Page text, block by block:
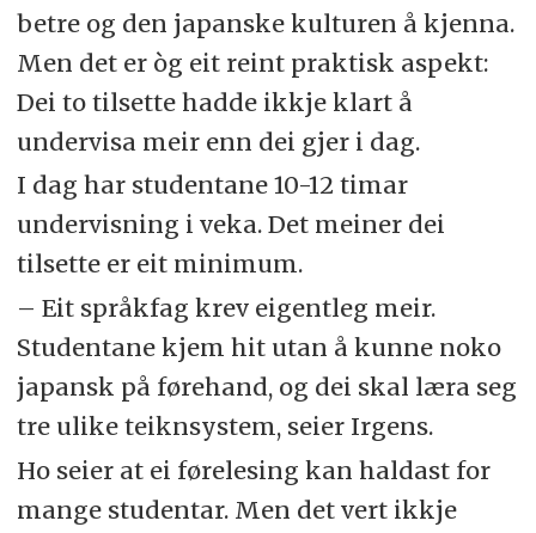
betre og den japanske kulturen å kjenna.
Men det er òg eit reint praktisk aspekt:
Dei to tilsette hadde ikkje klart å
undervisa meir enn dei gjer i dag.
I dag har studentane 10-12 timar
undervisning i veka. Det meiner dei
tilsette er eit minimum.
– Eit språkfag krev eigentleg meir.
Studentane kjem hit utan å kunne noko
japansk på førehand, og dei skal læra seg
tre ulike teiknsystem, seier Irgens.
Ho seier at ei førelesing kan haldast for
mange studentar. Men det vert ikkje